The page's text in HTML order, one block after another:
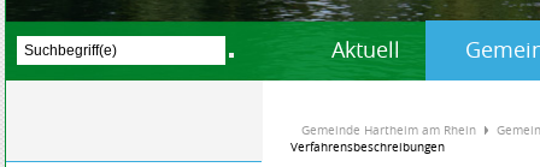
Aktuell
Gemeinde Hartheim am Rhein
Verfahrensbeschreibungen